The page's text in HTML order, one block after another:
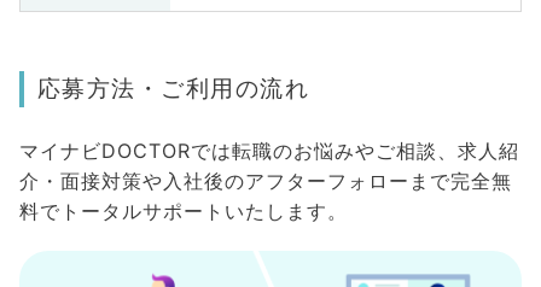
応募方法・ご利用の流れ
マイナビDOCTORでは転職のお悩みやご相談、求人紹
介・面接対策や入社後のアフターフォローまで完全無
料でトータルサポートいたします。